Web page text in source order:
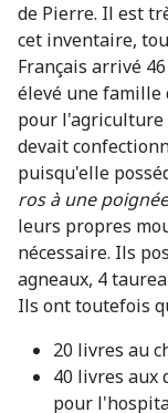
de Pierre. Il est
cet inventaire,
Français arrivé
élevé une famille
pour l'agriculture
devait
puisqu'elle
ros à une
leurs propres
nécessaire. Ils
agneaux, 4
Ils ont toutefois
20 livres au
40 livres aux
pour